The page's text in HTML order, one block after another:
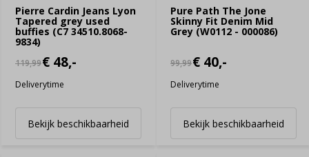
Pierre Cardin Jeans Lyon
Tapered grey used
buffies (C7 34510.8068-
9834)
119,99€ 48,-
Deliverytime
Bekijk beschikbaarheid
Pure Path The Jone
Skinny Fit Denim Mid
Grey (W0112 - 000086)
99,99€ 40,-
Deliverytime
Bekijk beschikbaarheid